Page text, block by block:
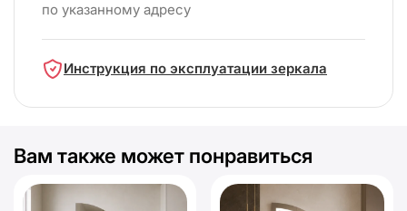
по указанному адресу
Инструкция по эксплуатации зеркала
Вам также может понравиться